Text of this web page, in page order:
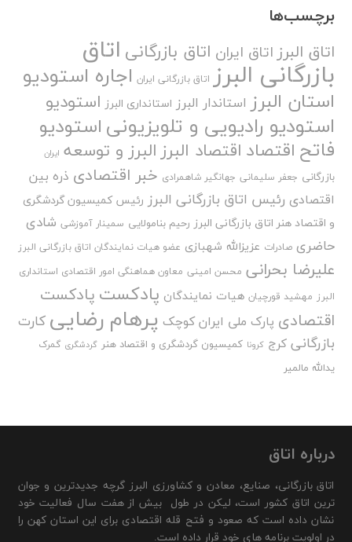
برچسب‌ها
اتاق البرز اتاق ایران اتاق بازرگانی اتاق
بازرگانی البرز اتاق بازرگانی ایران اجاره استودیو
استان البرز استاندار البرز استانداری البرز استودیو
استودیو رادیویی و تلویزیونیاستودیو
فاتح اقتصاد اقتصاد البرزالبرز و توسعه ایران
بازرگانی جعفر سلیمانی جهانگیر شاهمرادی خبر اقتصادی ذره بین
اقتصادی رئیس اتاق بازرگانی البرز رئیس کمیسیون گردشگری
و اقتصاد هنر اتاق بازرگانی البرز رحیم بنامولایی سمینار آموزشی شادی
حاضری صادرات عزیزالله شهبازی عضو هیات نمایندگان اتاق بازرگانی البرز
علیرضا بحرانی محسن امینی معاون هماهنگی امور اقتصادی استانداری
البرز مهشید قورچیان هیات نمایندگان پادکست پادکست
اقتصادی پارک ملی ایران کوچک پرهام رضایی کارت
بازرگانی کرج کرونا کمیسیون گردشگری و اقتصاد هنر گردشگری گمرک
یدالله مالمیر
درباره اتاق
اتاق بازرگانی، صنایع، معادن و کشاورزی البرز گرچه جدیدترین و جوان
ترین اتاق کشور است، لیکن در طول بیش از هفت سال فعالیت خود
نشان داده است که صعود و فتح قله اقتصادی برای این استان کهن را
در اولویت برنامه های خود قرار داده است.